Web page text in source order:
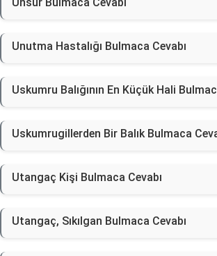
Unutma Hastalığı Bulmaca Cevabı
Uskumru Balığının En Küçük Hali
Uskumrugillerden Bir Balık Bulmaca
Utangaç Kişi Bulmaca Cevabı
Utangaç, Sıkılgan Bulmaca Cevabı